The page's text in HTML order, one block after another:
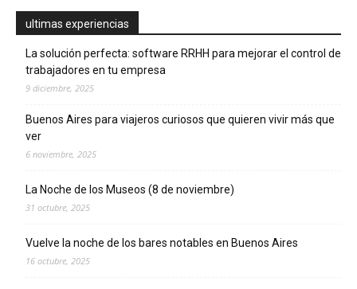
ultimas experiencias
La solución perfecta: software RRHH para mejorar el control de
trabajadores en tu empresa
9 diciembre, 2025
Buenos Aires para viajeros curiosos que quieren vivir más que
ver
6 noviembre, 2025
La Noche de los Museos (8 de noviembre)
31 octubre, 2025
Vuelve la noche de los bares notables en Buenos Aires
16 octubre, 2025